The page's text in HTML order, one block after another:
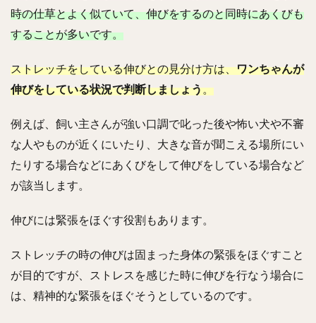
時の仕草とよく似ていて、伸びをするのと同時にあくびも
することが多いです。
ストレッチをしている伸びとの見分け方は、ワンちゃんが
伸びをしている状況で判断しましょう。
例えば、飼い主さんが強い口調で叱った後や怖い犬や不審
な人やものが近くにいたり、大きな音が聞こえる場所にい
たりする場合などにあくびをして伸びをしている場合など
が該当します。
伸びには緊張をほぐす役割もあります。
ストレッチの時の伸びは固まった身体の緊張をほぐすこと
が目的ですが、ストレスを感じた時に伸びを行なう場合に
は、精神的な緊張をほぐそうとしているのです。